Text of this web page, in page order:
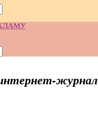
журнал